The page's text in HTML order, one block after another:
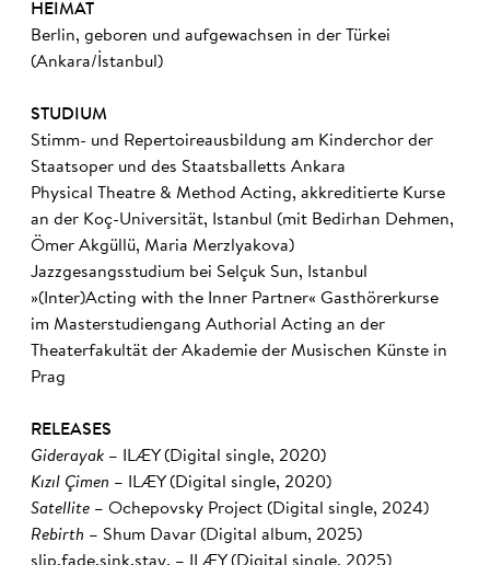
HEIMAT
Berlin, geboren und aufgewachsen in der Türkei
(Ankara/İstanbul)
STUDIUM
Stimm- und Repertoireausbildung am Kinderchor der
Staatsoper und des Staatsballetts Ankara
Physical Theatre & Method Acting, akkreditierte Kurse
an der Koç-Universität, Istanbul (mit Bedirhan Dehmen,
Ömer Akgüllü, Maria Merzlyakova)
Jazzgesangsstudium bei Selçuk Sun, Istanbul
»(Inter)Acting with the Inner Partner« Gasthörerkurse
im Masterstudiengang Authorial Acting an der
Theaterfakultät der Akademie der Musischen Künste in
Prag
RELEASES
Giderayak – ILÆY (Digital single, 2020)
Kızıl Çimen – ILÆY (Digital single, 2020)
Satellite – Ochepovsky Project (Digital single, 2024)
Rebirth – Shum Davar (Digital album, 2025)